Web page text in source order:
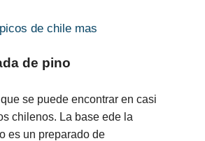
de pino
se puede encontrar en casi
chilenos. La base ede la
es un preparado de